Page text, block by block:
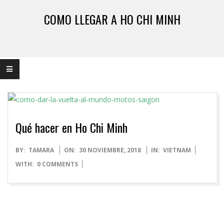
COMO LLEGAR A HO CHI MINH
Qué hacer en Ho Chi Minh
2018-
11-
BY: TAMARA ON: 30 NOVIEMBRE, 2018 IN: VIETNAM
WITH: 0 COMMENTS